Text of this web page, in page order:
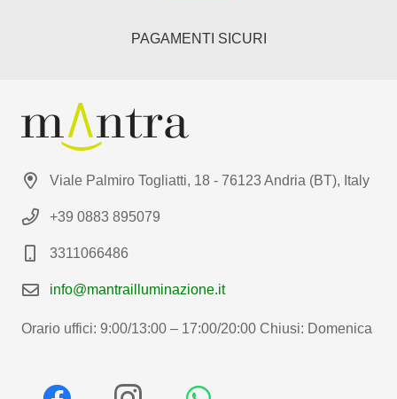
PAGAMENTI SICURI
Viale Palmiro Togliatti, 18 - 76123 Andria (BT), Italy
+39 0883 895079
3311066486
info@mantrailluminazione.it
Orario uffici: 9:00/13:00 – 17:00/20:00 Chiusi: Domenica